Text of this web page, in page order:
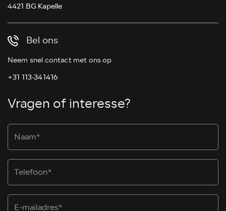
4421 BG Kapelle
Bel ons
Neem snel contact met ons op
+31 113-341416
Vragen of interesse?